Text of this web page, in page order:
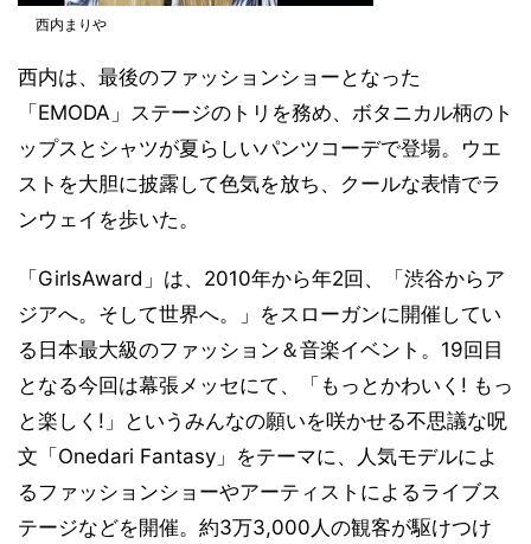
西内まりや
西内は、最後のファッションショーとなった
「EMODA」ステージのトリを務め、ボタニカル柄のト
ップスとシャツが夏らしいパンツコーデで登場。ウエ
ストを大胆に披露して色気を放ち、クールな表情でラ
ンウェイを歩いた。
「GirlsAward」は、2010年から年2回、「渋谷からア
ジアへ。そして世界へ。」をスローガンに開催してい
る日本最大級のファッション＆音楽イベント。19回目
となる今回は幕張メッセにて、「もっとかわいく! もっ
と楽しく!」というみんなの願いを咲かせる不思議な呪
文「Onedari Fantasy」をテーマに、人気モデルによ
るファッションショーやアーティストによるライブス
テージなどを開催。約3万3,000人の観客が駆けつけ